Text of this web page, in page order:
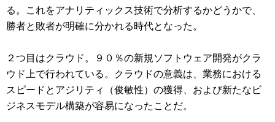
る。これをアナリティックス技術で分析するかどうかで、
勝者と敗者が明確に分かれる時代となった。
２つ目はクラウド。９０％の新規ソフトウェア開発がクラ
ウド上で行われている。クラウドの意義は、業務における
スピードとアジリティ（俊敏性）の獲得、および新たなビ
ジネスモデル構築が容易になったことだ。